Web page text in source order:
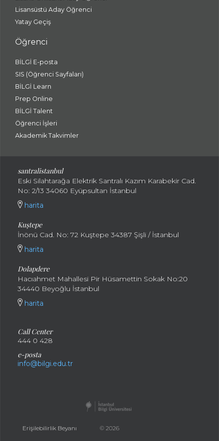
Lisansüstü Aday Öğrenci
Yatay Geçiş
Öğrenci
BİLGİ E-posta
SIS (Öğrenci Sayfaları)
BİLGİ Learn
Prep Online
BİLGİ Talent
Öğrenci İşleri
Akademik Takvimler
santralistanbul
Eski Silahtarağa Elektrik Santralı Kazım Karabekir Cad.
No: 2/13 34060 Eyüpsultan İstanbul
harita
Kuştepe
İnönü Cad. No: 72 Kuştepe 34387 Şişli / İstanbul
harita
Dolapdere
Hacıahmet Mahallesi Pir Hüsamettin Sokak No:20
34440 Beyoğlu İstanbul
harita
Call Center
444 0 428
e-posta
info@bilgi.edu.tr
Erişilebilirlik Beyanı © 2026